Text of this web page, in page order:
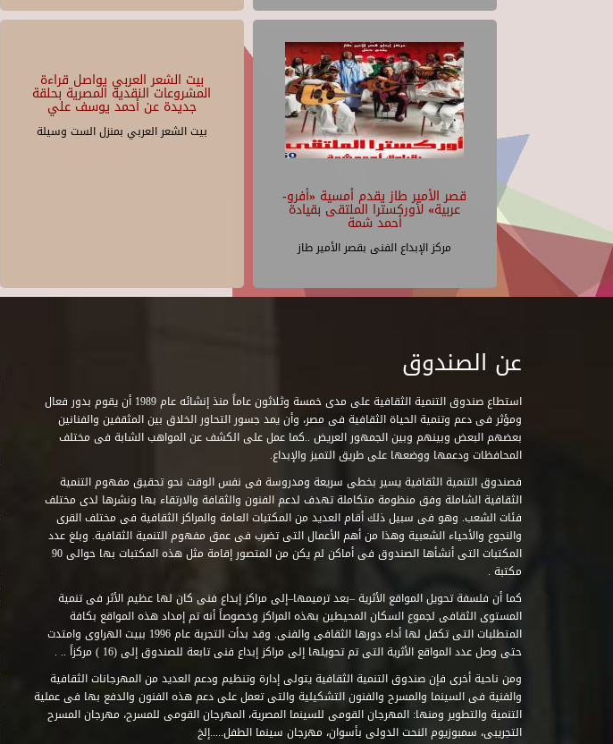
بيت الشعر العربي يواصل قراءة
المشروعات النقدية المصرية بحلقة
جديدة عن أحمد يوسف علي
بيت الشعر العربي بمنزل الست وسيلة
قصر الأمير طاز يقدم أمسية «أفرو-
عربية» لأوركسترا الملتقى بقيادة
أحمد شمة
مركز الإبداع الفنى بقصر الأمير طاز
عن الصندوق
استطاع صندوق التنمية الثقافية على مدى خمسة وثلاثون عاماً منذ إنشائه عام 1989 أن يقوم بدور فعال
ومؤثر فى دعم وتنمية الحياة الثقافية فى مصر، وأن يمد جسور التحاور الخلاق بين المثقفين والفنانين
بعضهم البعض وبينهم وبين الجمهور العريض ..كما عمل على الكشف عن المواهب الشابة فى مختلف
المحافظات ودعمها ووضعها على طريق التميز والإبداع.
فصندوق التنمية الثقافية يسير بخطى سريعة ومدروسة فى نفس الوقت نحو تحقيق مفهوم التنمية
الثقافية الشاملة وفق منظومة متكاملة تهدف لدعم الفنون والثقافة والارتقاء بها ونشرها لدى مختلف
فئات الشعب. وهو فى سبيل ذلك أقام العديد من المكتبات العامة والمراكز الثقافية فى مختلف القرى
والنجوع والأحياء الشعبية وهذا من أهم الأعمال التى تضرب فى عمق مفهوم التنمية الثقافية. وبلغ عدد
المكتبات التى أنشأها الصندوق فى أماكن لم يكن من المتصور إقامة مثل هذه المكتبات بها حوالى 90
مكتبة .
كما أن فلسفة تحويل المواقع الأثرية –بعد ترميمها–إلى مراكز إبداع فنى كان لها عظيم الأثر فى تنمية
المستوى الثقافى لجموع السكان المحيطين بهذه المراكز وخصوصاً أنه تم إمداد هذه المواقع بكافة
المتطلبات التى تكفل لها أداء دورها الثقافى والفنى. وقد بدأت التجربة عام 1996 ببيت الهراوى وامتدت
حتى وصل عدد المواقع الأثرية التى تم تحويلها إلى مراكز إبداع فنى تابعة للصندوق إلى (16 ) مركزاً .. .
ومن ناحية أخرى فإن صندوق التنمية الثقافية يتولى إدارة وتنظيم ودعم العديد من المهرجانات الثقافية
والفنية فى السينما والمسرح والفنون التشكيلية والتى تعمل على دعم هذه الفنون والدفع بها فى عملية
التنمية والتطوير ومنها: المهرجان القومى للسينما المصرية، المهرجان القومى للمسرح، مهرجان المسرح
التجريبى، سمبوزيوم النحت الدولى بأسوان، مهرجان سينما الطفل.....إلخ